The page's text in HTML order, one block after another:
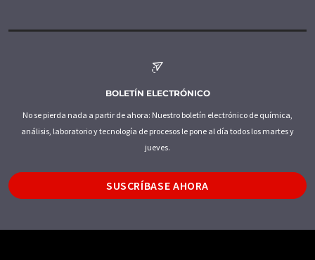
BOLETÍN ELECTRÓNICO
No se pierda nada a partir de ahora: Nuestro boletín electrónico de química,
análisis, laboratorio y tecnología de procesos le pone al día todos los martes y
jueves.
SUSCRÍBASE AHORA